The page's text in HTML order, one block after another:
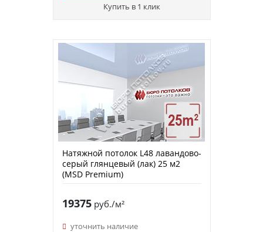
Купить в 1 клик
Натяжной потолок L48 лавандово-
серый глянцевый (лак) 25 м2
(MSD Premium)
19375руб./м²
уточнить наличие